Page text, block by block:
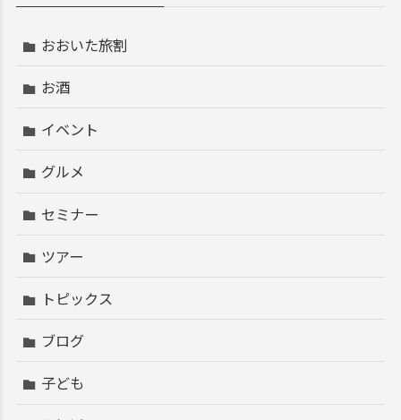
おおいた旅割
お酒
イベント
グルメ
セミナー
ツアー
トピックス
ブログ
子ども